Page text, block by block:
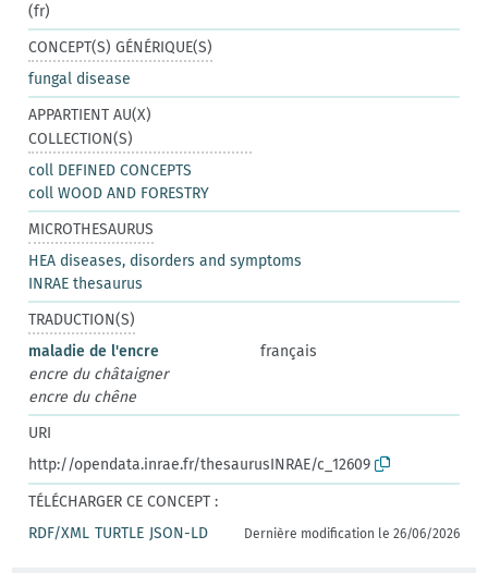
(fr)
CONCEPT(S) GÉNÉRIQUE(S)
fungal disease
APPARTIENT AU(X)
COLLECTION(S)
coll DEFINED CONCEPTS
coll WOOD AND FORESTRY
MICROTHESAURUS
HEA diseases, disorders and symptoms
INRAE thesaurus
TRADUCTION(S)
maladie de l'encre
français
encre du châtaigner
encre du chêne
URI
http://opendata.inrae.fr/thesaurusINRAE/c_12609
TÉLÉCHARGER CE CONCEPT :
RDF/XML TURTLE JSON-LD Dernière modification le 26/06/2026